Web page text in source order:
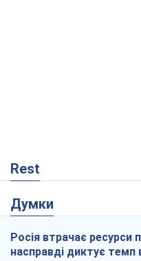
Rest
Думки
Росія втрачає ресурси
насправді диктує темп